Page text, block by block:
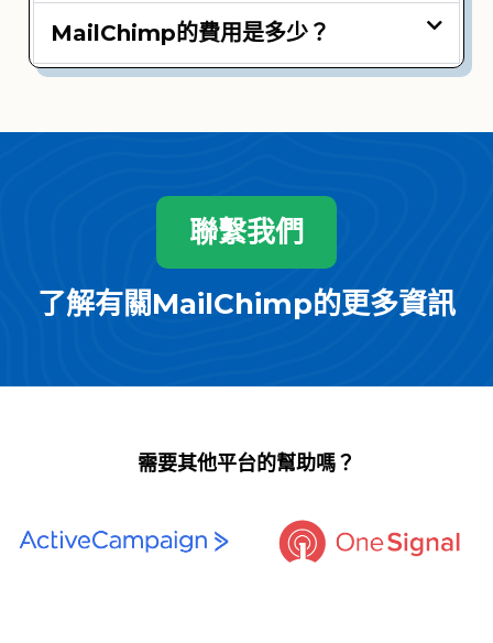
MailChimp的費用是多少？
聯繫我們
了解有關MailChimp的更多資訊
需要其他平台的幫助嗎？